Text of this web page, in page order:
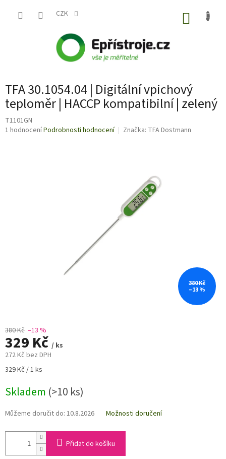
CZK
TFA 30.1054.04 | Digitální vpichový
teploměr | HACCP kompatibilní | zelený
T1101GN
Průměrné
1 hodnoceníPodrobnosti hodnocení Značka: TFA Dostmann
380 Kč
–13 %
380 Kč –13 %
329 Kč / ks
272 Kč bez DPH
Měrná
329 Kč / 1 ks
Skladem (>10 ks)
Můžeme doručit do: 10.8.2026 Možnosti doručení
Přidat do košíku